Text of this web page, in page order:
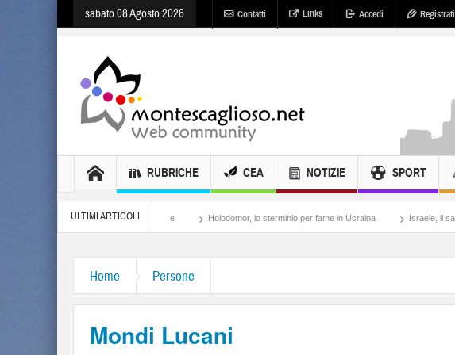
sabato 08 Agosto 2026 Contatti Links Accedi Registrati
RUBRICHE CEA NOTIZIE SPORT
ULTIMI ARTICOLI
Meloni, il lamento al potere Holodomor, lo sterminio per fame in Ucraina Israele, il sangue degli altri
Home Persone
Mondi Lucani